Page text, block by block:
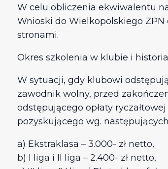
W celu obliczenia ekwiwalentu
Wnioski do Wielkopolskiego
stronami.
Okres szkolenia w klubie i
W sytuacji, gdy klubowi
zawodnik wolny, przed
odstępującego opłaty
pozyskującego wg.
a) Ekstraklasa – 3.000- zł netto,
b) I liga i II liga – 2.400- zł netto,